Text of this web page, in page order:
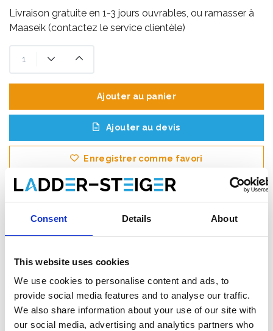
Consent Details About
This website uses cookies
We use cookies to personalise content and ads, to
provide social media features and to analyse our traffic.
We also share information about your use of our site with
our social media, advertising and analytics partners who
Livraison gratuite en 1-3 jours ouvrables, ou ramasser à
Maaseik (contactez le service clientèle)
Ajouter au panier
Ajouter au devis
Enregistrer comme favori
Informations sur le produit Produits similaires
Description
Solide Crochet d’échafaudage SHK –
Crochet d’échelle réglable pour un